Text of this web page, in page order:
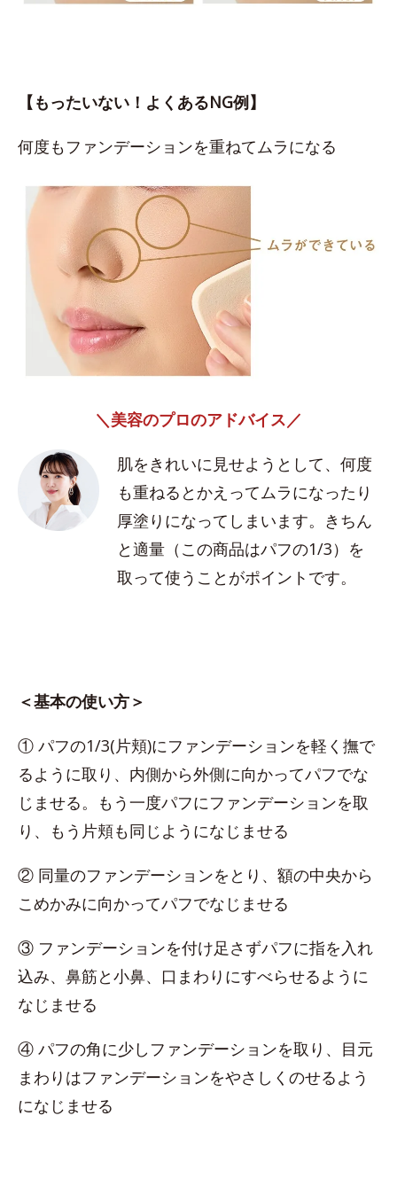
【もったいない！よくあるNG例】
何度もファンデーションを重ねてムラになる
＼美容のプロのアドバイス／
肌をきれいに見せようとして、何度
も重ねるとかえってムラになったり
厚塗りになってしまいます。きちん
と適量（この商品はパフの1/3）を
取って使うことがポイントです。
＜基本の使い方＞
① パフの1/3(片頬)にファンデーションを軽く撫で
るように取り、内側から外側に向かってパフでな
じませる。もう一度パフにファンデーションを取
り、もう片頬も同じようになじませる
② 同量のファンデーションをとり、額の中央から
こめかみに向かってパフでなじませる
③ ファンデーションを付け足さずパフに指を入れ
込み、鼻筋と小鼻、口まわりにすべらせるように
なじませる
④ パフの角に少しファンデーションを取り、目元
まわりはファンデーションをやさしくのせるよう
になじませる